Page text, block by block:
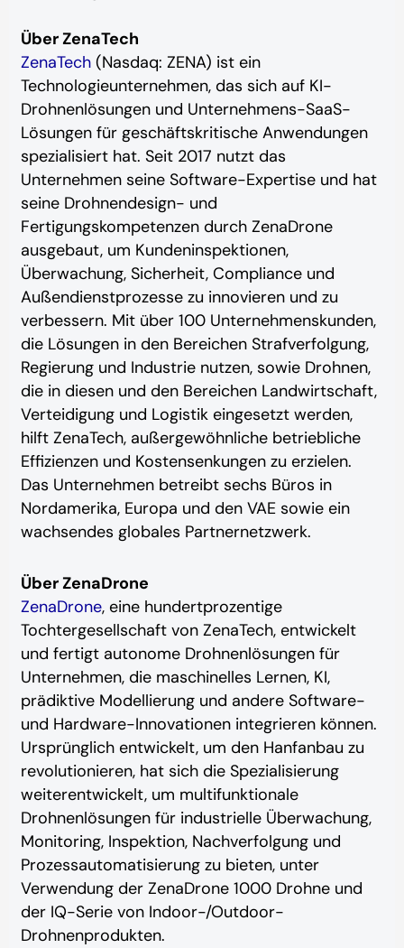
Über ZenaTech
ZenaTech(Nasdaq: ZENA) ist ein
Technologieunternehmen, das sich auf KI-
Drohnenlösungen und Unternehmens-SaaS-
Lösungen für geschäftskritische Anwendungen
spezialisiert hat. Seit 2017 nutzt das
Unternehmen seine Software-Expertise und hat
seine Drohnendesign- und
Fertigungskompetenzen durch ZenaDrone
ausgebaut, um Kundeninspektionen,
Überwachung, Sicherheit, Compliance und
Außendienstprozesse zu innovieren und zu
verbessern. Mit über 100 Unternehmenskunden,
die Lösungen in den Bereichen Strafverfolgung,
Regierung und Industrie nutzen, sowie Drohnen,
die in diesen und den Bereichen Landwirtschaft,
Verteidigung und Logistik eingesetzt werden,
hilft ZenaTech, außergewöhnliche betriebliche
Effizienzen und Kostensenkungen zu erzielen.
Das Unternehmen betreibt sechs Büros in
Nordamerika, Europa und den VAE sowie ein
wachsendes globales Partnernetzwerk.
Über ZenaDrone
ZenaDrone, eine hundertprozentige
Tochtergesellschaft von ZenaTech, entwickelt
und fertigt autonome Drohnenlösungen für
Unternehmen, die maschinelles Lernen, KI,
prädiktive Modellierung und andere Software-
und Hardware-Innovationen integrieren können.
Ursprünglich entwickelt, um den Hanfanbau zu
revolutionieren, hat sich die Spezialisierung
weiterentwickelt, um multifunktionale
Drohnenlösungen für industrielle Überwachung,
Monitoring, Inspektion, Nachverfolgung und
Prozessautomatisierung zu bieten, unter
Verwendung der ZenaDrone 1000 Drohne und
der IQ-Serie von Indoor-/Outdoor-
Drohnenprodukten.